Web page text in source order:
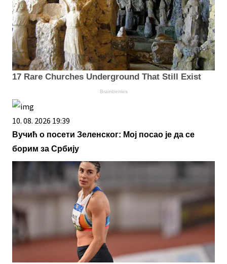
17 Rare Churches Underground That Still Exist
Brainberries
10. 08. 2026 19:39
Вучић о посети Зеленског: Мој посао је да се
борим за Србију